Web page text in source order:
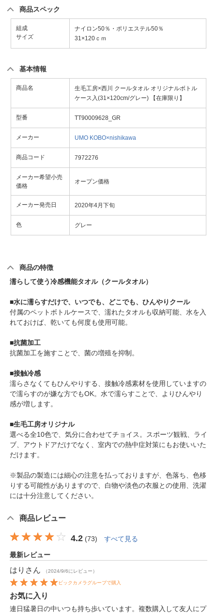
商品スペック
組成
サイズ
ナイロン50％・ポリエステル50％
31×120ｃｍ
基本情報
商品名
生毛工房×西川 クールタオル オリジナルボトル
ケース入(31×120cm/グレー) 【在庫限り】
型番 TT90009628_GR
メーカー UMO KOBO×nishikawa
商品コード 7972276
メーカー希望小売
価格
オープン価格
メーカー発売日 2020年4月下旬
色 グレー
商品の特徴
濡らして使う冷感機能タオル（クールタオル）
■水に濡らすだけで、いつでも、どこでも、ひんやりクール
付属のペットボトルケースで、濡れたタオルも収納可能、水を入
れておけば、乾いても何度も使用可能。
■抗菌加工
抗菌加工を施すことで、菌の増殖を抑制。
■接触冷感
濡らさなくてもひんやりする、接触冷感素材を使用していますの
で濡らすのが嫌な方でもOK。水で濡らすことで、よりひんやり
感が増します。
■生毛工房オリジナル
選べる全10色で、気分に合わせてチョイス。スポーツ観戦、ライ
ブ、アウトドアだけでなく、室内での熱中症対策にもお使いいた
だけます。
※製品の製造には細心の注意を払っておりますが、色落ち、色移
りする可能性がありますので、白物や淡色の衣服との使用、洗濯
には十分注意してください。
商品レビュー
4.2 (73) すべて見る
最新レビュー
はり さん （2024/9/6にレビュー）
ビックカメラグループで購入
お気に入り
連日猛暑日の中いつも持ち歩いています。複数購入して友人にプ